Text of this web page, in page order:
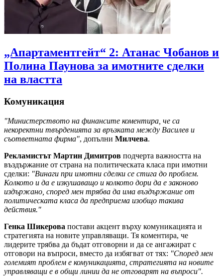
„Апартаментгейт“ 2: Атанас Чобанов и
Полина Паунова за имотните сделки
на властта
Комуникация
"Министерството на финансите коментира, че са
некоректни твърденията за връзката между Василев и
съответната фирма", допълни Милчева.
Рекламистът Мартин Димитров подчерта важността на
въздържание от страна на политическата класа при имотни
сделки: "Винаги при имотни сделки се стига до проблем.
Колкото и да е изкушаващо и колкото дори да е законово
издържано, според мен трябва да има въздържание от
политическата класа да предприема изобщо такива
действия."
Генка Шикерова постави акцент върху комуникацията и
стратегията на новите управляващи. Тя коментира, че
лидерите трябва да бъдат отговорни и да се ангажират с
отговори на въпроси, вместо да избягват от тях: "Според мен
големият проблем е комуникацията, стратегията на новите
управляващи е в общи линии да не отговарят на въпроси".